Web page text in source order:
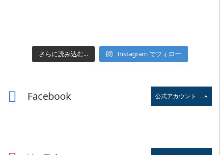
さらに読み込む... Instagram でフォロー
Facebook 公式アカウント